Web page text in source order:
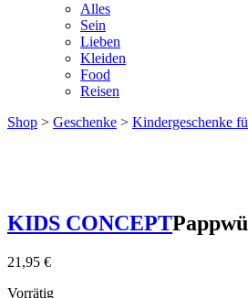
Alles
Sein
Lieben
Kleiden
Food
Reisen
Shop > Geschenke > Kindergeschenke
KIDS CONCEPT
21,95 €
Vorrätig